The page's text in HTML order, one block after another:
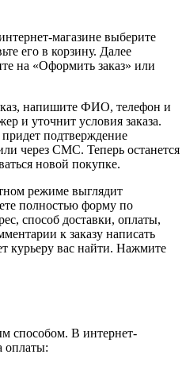
магазине выберите
его в корзину. Далее
на «Оформить заказ» или
напишите ФИО, телефон и
и уточнит условия заказа.
придет подтверждение
через СМС. Теперь останется
новой покупке.
режиме выглядит
полностью форму по
способ доставки, оплаты,
к заказу написать
курьеру вас найти. Нажмите
способом. В интернет-
оплаты: